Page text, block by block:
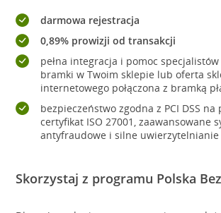
darmowa rejestracja
0,89% prowizji od transakcji
pełna integracja i pomoc specjalistów
bramki w Twoim sklepie lub oferta
internetowego połączona z bramką
bezpieczeństwo zgodna z PCI DSS na
certyfikat ISO 27001, zaawansowane
antyfraudowe i silne uwierzytelnianie
Skorzystaj z programu Polska